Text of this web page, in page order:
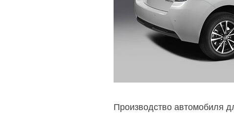
Производство автомобиля